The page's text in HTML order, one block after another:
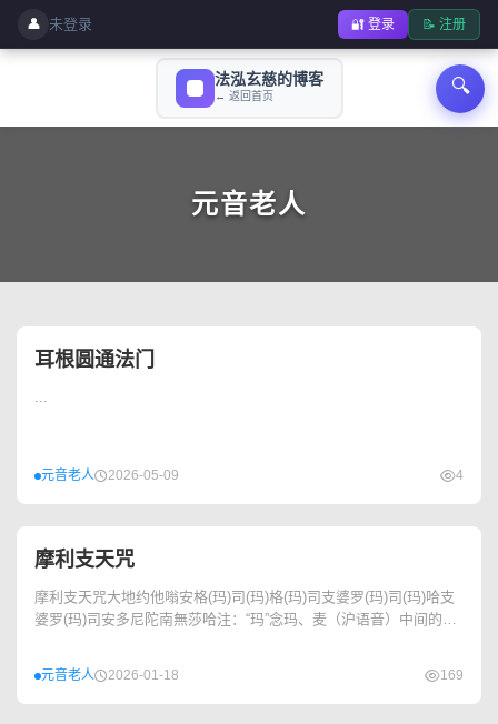
法泓玄慈的博客
← 返回首页
元音老人
耳根圆通法门
...
元音老人 2026-05-09 4
摩利支天咒
摩利支天咒大地约他嗡安格(玛)司(玛)格(玛)司支婆罗(玛)司(玛)哈支
婆罗(玛)司安多尼陀南無莎哈注：“玛”念玛、麦（沪语音）中间的
元音老人 2026-01-18 169
👤 未登录 🔐 登录 📝 注册
🔍